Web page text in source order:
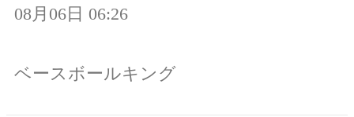
08月06日 06:26
ベースボールキング